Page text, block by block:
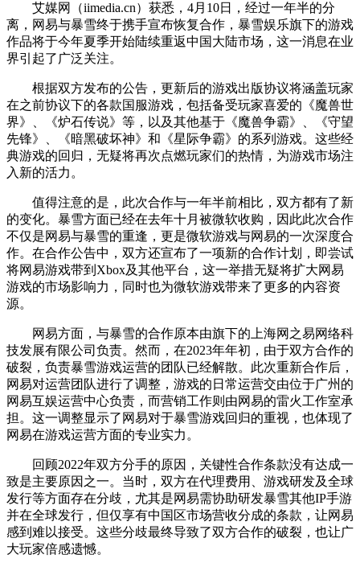
艾媒网（iimedia.cn）获悉，4月10日，经过一年半的分
离，网易与暴雪终于携手宣布恢复合作，暴雪娱乐旗下的游戏
作品将于今年夏季开始陆续重返中国大陆市场，这一消息在业
界引起了广泛关注。
根据双方发布的公告，更新后的游戏出版协议将涵盖玩家
在之前协议下的各款国服游戏，包括备受玩家喜爱的《魔兽世
界》、《炉石传说》等，以及其他基于《魔兽争霸》、《守望
先锋》、《暗黑破坏神》和《星际争霸》的系列游戏。这些经
典游戏的回归，无疑将再次点燃玩家们的热情，为游戏市场注
入新的活力。
值得注意的是，此次合作与一年半前相比，双方都有了新
的变化。暴雪方面已经在去年十月被微软收购，因此此次合作
不仅是网易与暴雪的重逢，更是微软游戏与网易的一次深度合
作。在合作公告中，双方还宣布了一项新的合作计划，即尝试
将网易游戏带到Xbox及其他平台，这一举措无疑将扩大网易
游戏的市场影响力，同时也为微软游戏带来了更多的内容资
源。
网易方面，与暴雪的合作原本由旗下的上海网之易网络科
技发展有限公司负责。然而，在2023年年初，由于双方合作的
破裂，负责暴雪游戏运营的团队已经解散。此次重新合作后，
网易对运营团队进行了调整，游戏的日常运营交由位于广州的
网易互娱运营中心负责，而营销工作则由网易的雷火工作室承
担。这一调整显示了网易对于暴雪游戏回归的重视，也体现了
网易在游戏运营方面的专业实力。
回顾2022年双方分手的原因，关键性合作条款没有达成一
致是主要原因之一。当时，双方在代理费用、游戏研发及全球
发行等方面存在分歧，尤其是网易需协助研发暴雪其他IP手游
并在全球发行，但仅享有中国区市场营收分成的条款，让网易
感到难以接受。这些分歧最终导致了双方合作的破裂，也让广
大玩家倍感遗憾。